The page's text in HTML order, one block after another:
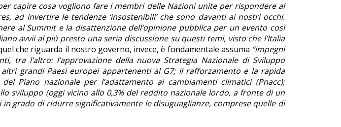
capire cosa vogliono fare i membri delle Nazioni unite per rispondere al
ad invertire le tendenze ‘insostenibili’ che sono davanti ai nostri occhi.
al Summit e la disattenzione dell’opinione pubblica per un evento così
avvii al più presto una seria discussione su questi temi, visto che l’Italia
che riguarda il nostro governo, invece, è fondamentale assuma “impegni
tra l’altro: l’approvazione della nuova Strategia Nazionale di Sviluppo
grandi Paesi europei appartenenti al G7; il rafforzamento e la rapida
Piano nazionale per l’adattamento ai cambiamenti climatici (Pnacc);
sviluppo (oggi vicino allo 0,3% del reddito nazionale lordo, a fronte di un
grado di ridurre significativamente le disuguaglianze, comprese quelle di